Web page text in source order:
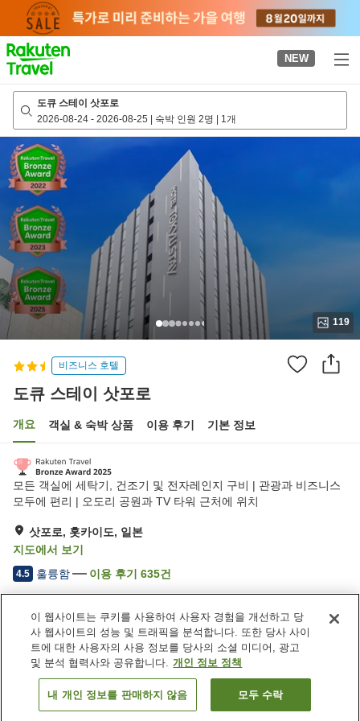
page
NEW
도큐 스테이 삿포로
2026-08-24 - 2026-08-25 | 숙박 인원 2명 | 1개
119
비즈니스 호텔
도큐 스테이 삿포로
개요 객실 & 숙박 상품 이용 후기 기본 정보
모든 객실에 세탁기, 건조기 및 전자레인지 구비 | 관광과 비즈니스
모두에 편리 | 오도리 공원과 TV 타워 근처에 위치
삿포로, 홋카이도, 일본
지도에서 보기
4.5 훌륭함 이용 후기 635건
숙소 편의 시설/서비스
Wi-Fi
역에서 도보 5분
레스토랑
완전 금연
일본 홋카이도 삿포로 도큐 스테이 삿포로
객실 보기
이 웹사이트는 쿠키를 사용하여 사용자 경험을 개선하고 당
사 웹사이트의 성능 및 트래픽을 분석합니다. 또한 당사 사이
트에 대한 사용자의 사용 정보를 당사의 소셜 미디어, 광고
및 분석 협력사와 공유합니다. 개인 정보 정책
내 개인 정보를 판매하지 않음 모두 수락